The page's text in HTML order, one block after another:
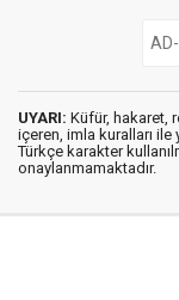
UYARI: Küfür, hakaret,
içeren, imla kuralları ile
Türkçe karakter
onaylanmamaktadır.